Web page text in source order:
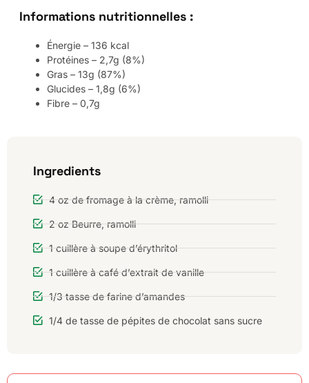
Informations nutritionnelles :
Énergie – 136 kcal
Protéines – 2,7g (8%)
Gras – 13g (87%)
Glucides – 1,8g (6%)
Fibre – 0,7g
Ingredients
4 oz de fromage à la crème, ramolli
2 oz Beurre, ramolli
1 cuillère à soupe d’érythritol
1 cuillère à café d’extrait de vanille
1/3 tasse de farine d’amandes
1/4 de tasse de pépites de chocolat sans sucre